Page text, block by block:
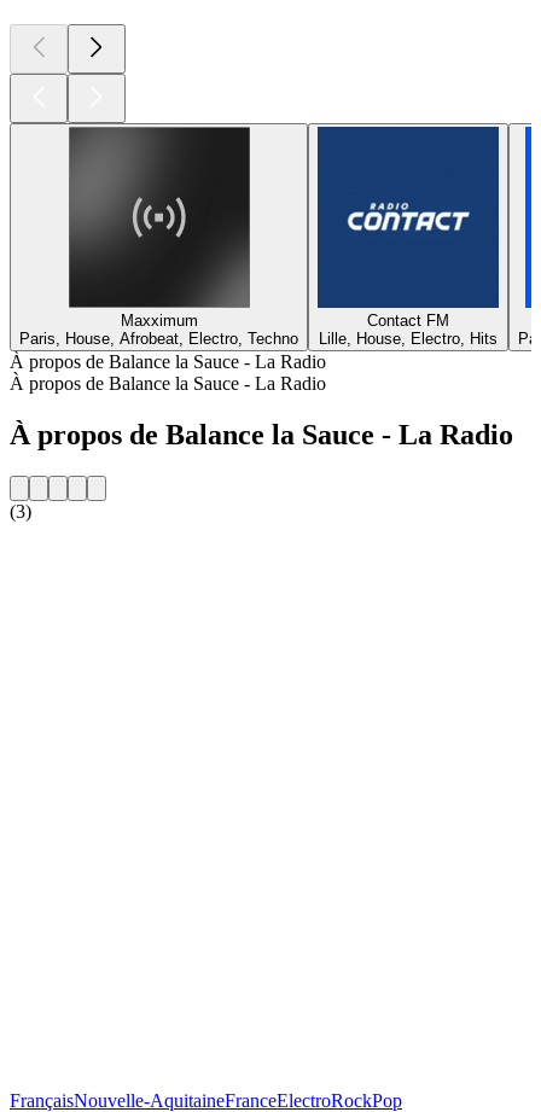
Maxximum
Paris, House, Afrobeat, Electro, Techno
Contact FM
Lille, House, Electro, Hits
À propos de Balance la Sauce - La Radio
À propos de Balance la Sauce - La Radio
À propos de Balance la Sauce - La Radio
(3)
FrançaisNouvelle-AquitaineFranceElectroRockPop